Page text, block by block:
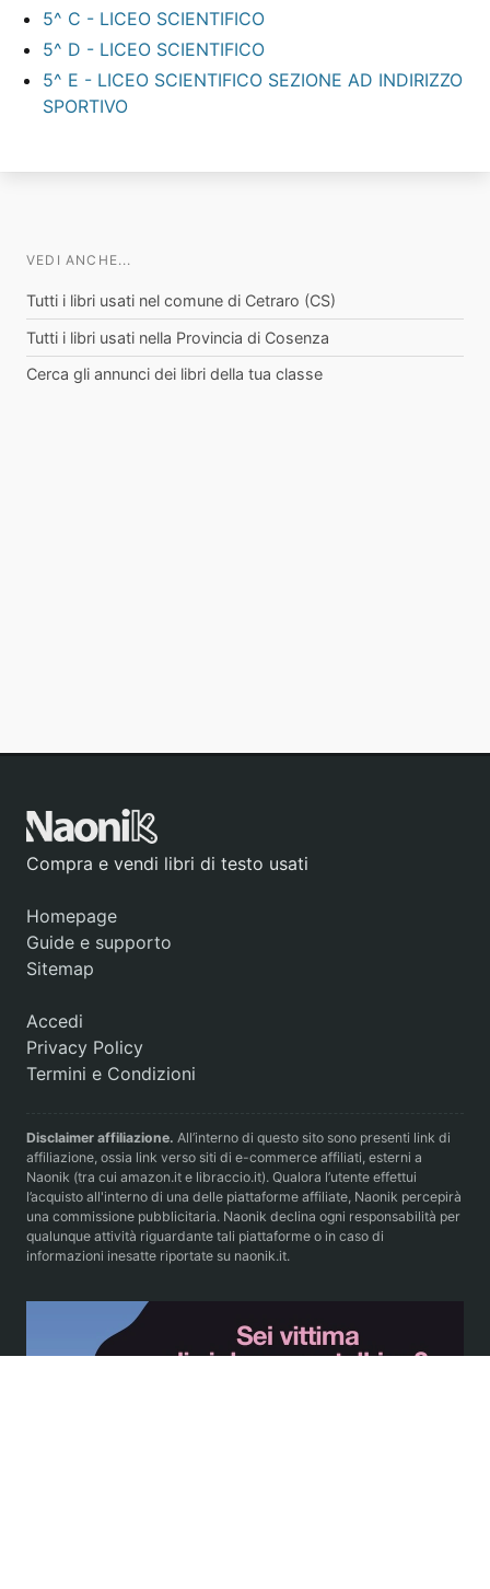
5^ C - LICEO SCIENTIFICO
5^ D - LICEO SCIENTIFICO
5^ E - LICEO SCIENTIFICO SEZIONE AD INDIRIZZO
SPORTIVO
VEDI ANCHE...
Tutti i libri usati nel comune di Cetraro (CS)
Tutti i libri usati nella Provincia di Cosenza
Cerca gli annunci dei libri della tua classe
Compra e vendi libri di testo usati
Homepage
Guide e supporto
Sitemap
Accedi
Privacy Policy
Termini e Condizioni